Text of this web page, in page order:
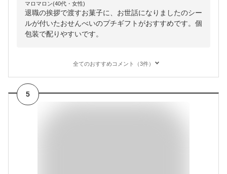
マロマロン(40代・女性)
退職の挨拶で渡すお菓子に、お世話になりましたのシー
ルが付いたおせんべいのプチギフトがおすすめです。個
包装で配りやすいです。
全てのおすすめコメント（3件）
5